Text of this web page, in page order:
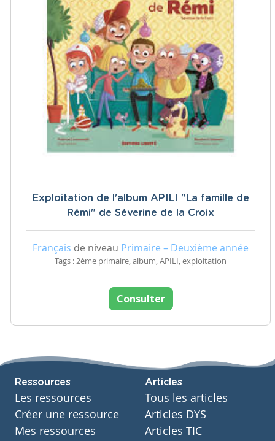
Exploitation de l'album APILI "La famille de
Rémi" de Séverine de la Croix
Français de niveau Primaire – Deuxième année
Tags : 2ème primaire, album, APILI, exploitation
Consulter
Ressources
Les ressources
Créer une ressource
Mes ressources
Articles
Tous les articles
Articles DYS
Articles TIC